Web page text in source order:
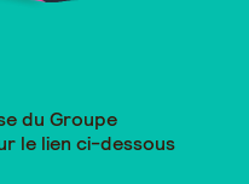
du Groupe
le lien ci-dessous